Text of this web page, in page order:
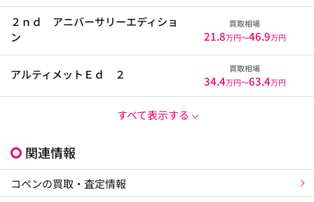
２ｎｄ アニバーサリーエディショ
ン
買取相場
21.8万円〜46.9万円
アルティメットＥｄ ２ 買取相場
34.4万円〜63.4万円
すべて表示する
関連情報
コペンの買取・査定情報